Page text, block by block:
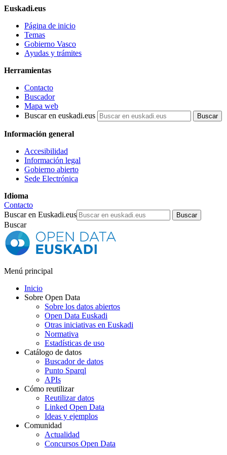
Euskadi.eus
Página de inicio
Temas
Gobierno Vasco
Ayudas y trámites
Herramientas
Contacto
Buscador
Mapa web
Buscar en euskadi.eus
Información general
Accesibilidad
Información legal
Gobierno abierto
Sede Electrónica
Idioma
Contacto
Buscar en Euskadi.eus
Buscar
Menú principal
Inicio
Sobre Open Data
Sobre los datos abiertos
Open Data Euskadi
Otras iniciativas en Euskadi
Normativa
Estadísticas de uso
Catálogo de datos
Buscador de datos
Punto Sparql
APIs
Cómo reutilizar
Reutilizar datos
Linked Open Data
Ideas y ejemplos
Comunidad
Actualidad
Concursos Open Data